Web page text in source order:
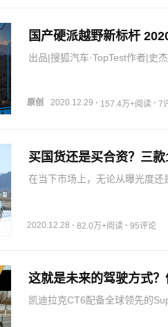
国产硬派越野新标杆
出品|搜狐汽车·TopTest作者|史
我…
原创 2020.12.29 · 157.4万+阅读 · 7
买国货还是买合资？三
在当下市场上，无论从曝光度还
体而…
2020.12.28 · 82.0万+阅读 · 95评论
这就是未来的驾驶方式
凯迪拉克CT6配备全球领先的